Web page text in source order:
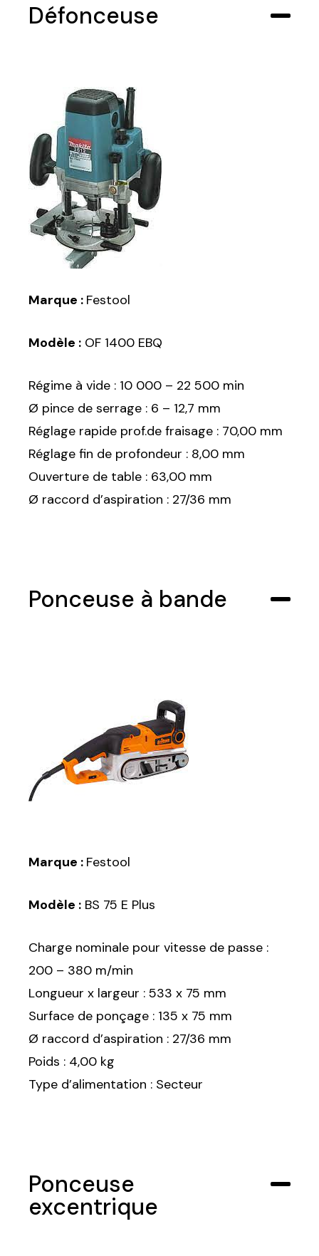
Défonceuse
Marque : Festool
Modèle : OF 1400 EBQ
Régime à vide : 10 000 – 22 500 min
Ø pince de serrage : 6 – 12,7 mm
Réglage rapide prof.de fraisage : 70,00 mm
Réglage fin de profondeur : 8,00 mm
Ouverture de table : 63,00 mm
Ø raccord d’aspiration : 27/36 mm
Ponceuse à bande
Marque : Festool
Modèle : BS 75 E Plus
Charge nominale pour vitesse de passe :
200 – 380 m/min
Longueur x largeur : 533 x 75 mm
Surface de ponçage : 135 x 75 mm
Ø raccord d’aspiration : 27/36 mm
Poids : 4,00 kg
Type d’alimentation : Secteur
Ponceuse
excentrique
Sélectionnez une manufacture